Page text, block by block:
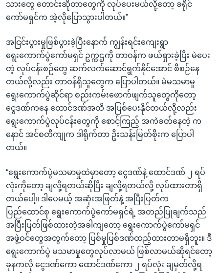
သားတွေ တောင်းဆိုတာတွေကို လုပ်ပေးမယ်လို့တော့ ခရိုင်
ကော်မရှင်က အဲ့လိုပြောသွားပါတယ်။”
အငြင်းပွားမှုဖြစ်ပွားခဲ့ပြီးနောက် ကျွန်းရင်းကျေးရွာ
ရွေးကောက်ပွဲကော်မရှင် ဥက္ကဌကို တာဝန်က ဖယ်ရှားခဲ့ပြီး မဲပေး
တဲ့ လုပ်ငန်းစဉ်တွေ ဆက်လက်ဆောင်ရွက်နိုင်အောင် စီစဉ်နေ
တယ်လို့လည်း တာဝန်ရှိသူတွေက ပြောပါတယ်။ မဲမသမာမှု
ရွေးကောက်ပွဲဆိုင်ရာ စည်းကမ်းဖောက်ဖျက်သူတွေကိုတော့
ငွေဒဏ်ကနေ ထောင်ဒဏ်အထိ အပြစ်ပေးနိုင်တယ်လို့လည်း
ရွေးကောက်ပွဲလုပ်ငန်းတွေကို စောင့်ကြည့် အကဲခတ်နေတဲ့ က
နောင် အင်စတီကျုက ဒါရိုက်တာ ဦးသန်းမြတ်စိုးက ပြောပါ
တယ်။
“ရွေးကောက်ပွဲမသမာမှုထဲမှာတော့ ငွေဒဏ်နဲ့ ထောင်ဒဏ် ၂ ရပ်
လုံးကိုတော့ ချလို့ရတယ်ဆိုပြီး ချလို့ရတယ်လို့ လုပ်ထားတာရှိ
တယ်ပေါ့။ ဒါပေမယ့် အဆုံးအဖြတ်နဲ့ အပြီးပြတ်က
ပြည်ထောင်စု ရွေးကောက်ပွဲကော်မရှင်ရဲ့ အတည်ပြုချက်သည်
အပြီးပြတ်ဖြစ်ထားတဲ့အခါကျတော့ ရွေးကောက်ပွဲကော်မရှင်
အဖွဲ့ဝင်တွေအတွက်တော့ ပြစ်မှုပြစ်ဒဏ်ထည့်ထားတာမရှိဘူး။ ဒီ
ရွေးကောက်ပွဲ မသမာမှုတွေလုပ်လာမယ် ဖြစ်လာမယ်ဆိုရင်တော့
ခုနကလို ငွေဒဏ်ကော ထောင်ဒဏ်ကော ၂ ရပ်လုံး ချမှတ်လို့ရ